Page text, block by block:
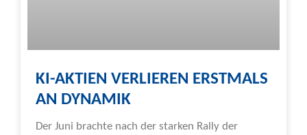
KI-AKTIEN VERLIEREN ERSTMALS
AN DYNAMIK
Der Juni brachte nach der starken Rally der